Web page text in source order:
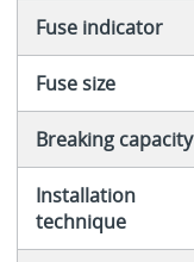
Fuse indicator
Fuse size
Breaking capacity
Installation
technique